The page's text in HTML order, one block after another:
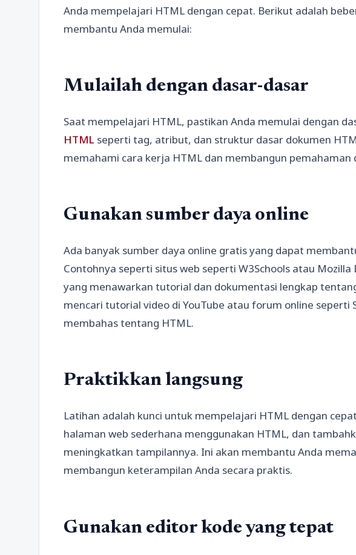
Anda mempelajari HTML dengan cepat. Berikut adalah
membantu Anda memulai:
Mulailah dengan dasar-dasar
Saat mempelajari HTML, pastikan Anda memulai dengan
HTML seperti tag, atribut, dan struktur dasar dokumen
memahami cara kerja HTML dan membangun pemahaman
Gunakan sumber daya online
Ada banyak sumber daya online gratis yang dapat
Contohnya seperti situs web seperti W3Schools atau
yang menawarkan tutorial dan dokumentasi lengkap
mencari tutorial video di YouTube atau forum online seperti
membahas tentang HTML.
Praktikkan langsung
Latihan adalah kunci untuk mempelajari HTML dengan
halaman web sederhana menggunakan HTML, dan
meningkatkan tampilannya. Ini akan membantu Anda
membangun keterampilan Anda secara praktis.
Gunakan editor kode yang tepat